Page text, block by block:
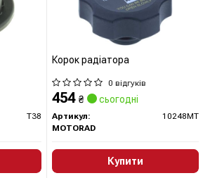
T38
Корок радіатора
0 відгуків
454 ₴ сьогодні
Артикул:
10248MT
MOTORAD
Купити